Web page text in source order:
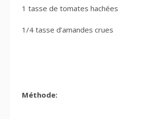
1 tasse de tomates hachées
1/4 tasse d’amandes crues
Méthode: